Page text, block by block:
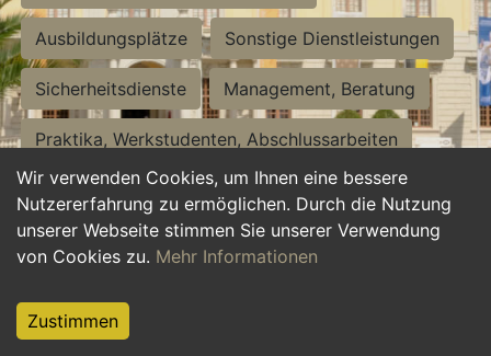
Wir verwenden Cookies, um Ihnen eine bessere
Nutzererfahrung zu ermöglichen. Durch die Nutzung
unserer Webseite stimmen Sie unserer Verwendung
von Cookies zu. Mehr Informationen
Zustimmen
Ausbildungsplätze Sonstige Dienstleistungen
Sicherheitsdienste Management, Beratung
Praktika, Werkstudenten, Abschlussarbeiten
Personalwesen Assistenz, Sekretariat
Hilfskräfte, Aushilfs- und Nebenjobs
Weiterbildung, Studium, duale Ausbildung